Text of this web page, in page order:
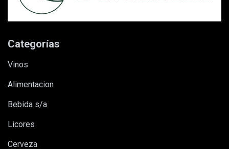
Categorías
vinos
alimentacion
bebida s/a
licores
cerveza